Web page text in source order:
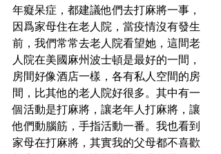
年癡呆症，都建議他們去打麻將一事，
因爲家母住在老人院，當疫情沒有發生
前，我們常常去老人院看望她，這間老
人院在美國麻州波士頓是最好的一間，
房間好像酒店一樣，各有私人空間的房
間，比其他的老人院好很多。其中有一
個活動是打麻將，讓老年人打麻將，讓
他們動腦筋，手指活動一番。我也看到
家母在打麻將，其實我的父母都不喜歡